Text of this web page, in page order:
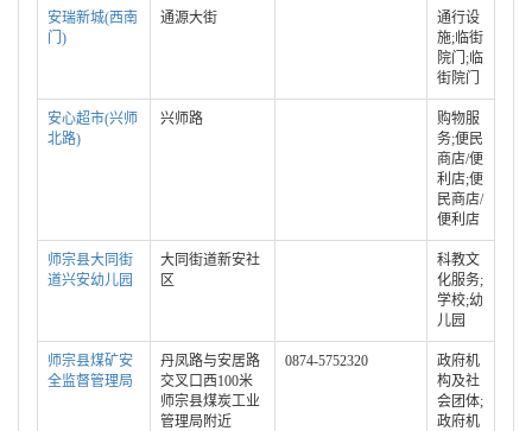
安瑞新城(西南
门)
通源大街
通行设
施;临街
院门;临
街院门
安心超市(兴师
北路)
兴师路
购物服
务;便民
商店/便
利店;便
民商店/
便利店
师宗县大同街
道兴安幼儿园
大同街道新安社
区
科教文
化服务;
学校;幼
儿园
师宗县煤矿安
全监督管理局
丹凤路与安居路
交叉口西100米
师宗县煤炭工业
管理局附近
0874-5752320
政府机
构及社
会团体;
政府机